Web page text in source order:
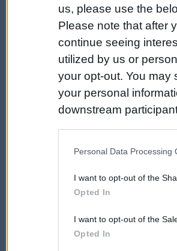
us, please use the
Please note that after
continue seeing
utilized by us or
your opt-out. You may
your personal
downstream
us to third parties on
Personal Data Processing
I want to opt-out of the
Opted In
I want to opt-out of the
Opted In